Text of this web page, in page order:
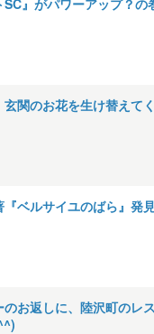
玄関のお花を生け替えて
『ベルサイユのばら』発
お返しに、陸沢町のレ